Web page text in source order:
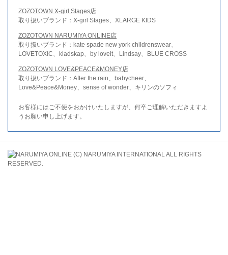
ZOZOTOWN X-girl Stages店
取り扱いブランド：X-girl Stages、XLARGE KIDS
ZOZOTOWN NARUMIYA ONLINE店
取り扱いブランド：kate spade new york childrenswear、
LOVETOXIC、kladskap、by loveit、Lindsay、BLUE CROSS
ZOZOTOWN LOVE&PEACE&MONEY店
取り扱いブランド：After the rain、babycheer、
Love&Peace&Money、sense of wonder、キリンのソフィ
お客様にはご不便をおかけいたしますが、何卒ご理解いただきますよ
うお願い申し上げます。